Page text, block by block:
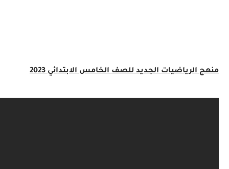
الجديد للصف الخامس الابتدائي 2023